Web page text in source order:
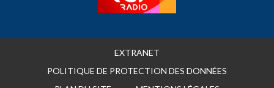
EXTRANET
POLITIQUE DE PROTECTION DES DONNÉES